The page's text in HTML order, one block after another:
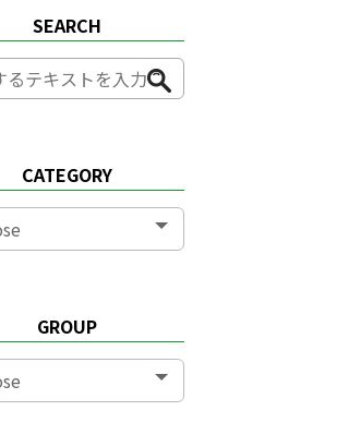
SEARCH
CATEGORY
GROUP